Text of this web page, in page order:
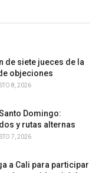
de siete jueces de la
objeciones
8, 2026
Domingo:
y rutas alternas
7, 2026
a Cali para participar